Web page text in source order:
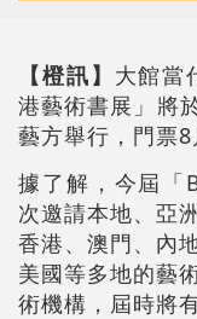
【橙訊】 大館當
港藝術書展」將
藝方舉行，門票
據了解，今屆「
次邀請本地、亞
香港、澳門、內
美國等多地的藝
術機構，屆時將